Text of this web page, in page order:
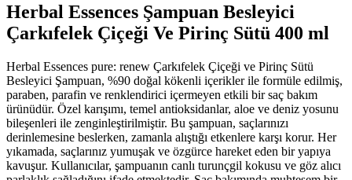
Herbal Essences Şampuan Besleyici
Çarkıfelek Çiçeği Ve Pirinç Sütü 400 ml
Herbal Essences pure: renew Çarkıfelek Çiçeği ve Pirinç Sütü
Besleyici Şampuan, %90 doğal kökenli içerikler ile formüle edilmiş,
paraben, parafin ve renklendirici içermeyen etkili bir saç bakım
ürünüdür. Özel karışımı, temel antioksidanlar, aloe ve deniz yosunu
bileşenleri ile zenginleştirilmiştir. Bu şampuan, saçlarınızı
derinlemesine beslerken, zamanla alıştığı etkenlere karşı korur. Her
yıkamada, saçlarınız yumuşak ve özgürce hareket eden bir yapıya
kavuşur. Kullanıcılar, şampuanın canlı turunçgil kokusu ve göz alıcı